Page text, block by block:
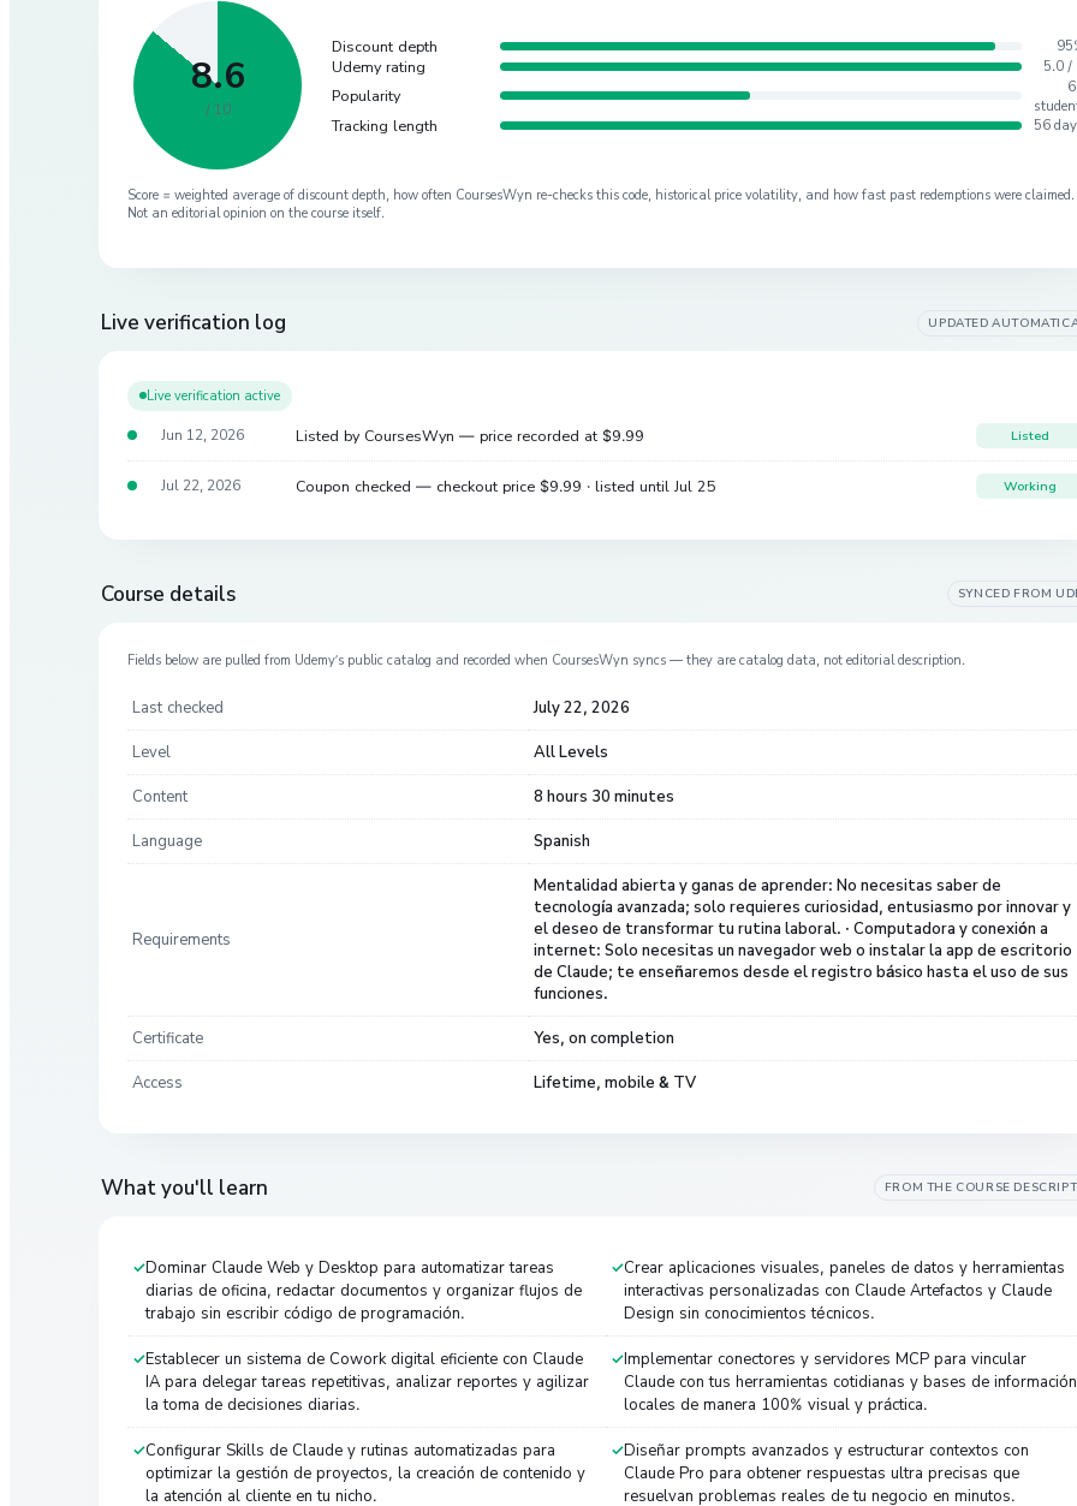
8.6
/ 10
Discount depth
Udemy rating 5.0 /
Popularity
Tracking length 56
Score = weighted average of discount depth, how often CoursesWyn re-checks this code, historical price volatility, and how fast past redemptions were claimed.
Not an editorial opinion on the course itself.
Live verification log UPDATED
Live verification active
Jun 12, 2026 Listed by CoursesWyn — price recorded at $9.99 Listed
Jul 22, 2026 Coupon checked — checkout price $9.99 · listed until Jul 25 Working
Course details SYNCED FROM
Fields below are pulled from Udemy’s public catalog and recorded when CoursesWyn syncs — they are catalog data, not editorial description.
Last checked July 22, 2026
Level All Levels
Content 8 hours 30 minutes
Language Spanish
Requirements
Mentalidad abierta y ganas de aprender: No necesitas saber de
tecnología avanzada; solo requieres curiosidad, entusiasmo por innovar y
el deseo de transformar tu rutina laboral. · Computadora y conexión a
internet: Solo necesitas un navegador web o instalar la app de escritorio
de Claude; te enseñaremos desde el registro básico hasta el uso de sus
funciones.
Certificate Yes, on completion
Access Lifetime, mobile & TV
What you'll learn FROM THE COURSE
Dominar Claude Web y Desktop para automatizar tareas
diarias de oficina, redactar documentos y organizar flujos de
trabajo sin escribir código de programación.
Crear aplicaciones visuales, paneles de datos y herramientas
interactivas personalizadas con Claude Artefactos y Claude
Design sin conocimientos técnicos.
Establecer un sistema de Cowork digital eficiente con Claude
IA para delegar tareas repetitivas, analizar reportes y agilizar
la toma de decisiones diarias.
Implementar conectores y servidores MCP para vincular
Claude con tus herramientas cotidianas y bases de información
locales de manera 100% visual y práctica.
Configurar Skills de Claude y rutinas automatizadas para
optimizar la gestión de proyectos, la creación de contenido y
la atención al cliente en tu nicho.
Diseñar prompts avanzados y estructurar contextos con
Claude Pro para obtener respuestas ultra precisas que
resuelvan problemas reales de tu negocio en minutos.